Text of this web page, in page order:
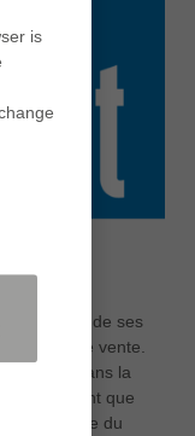
avec trois de ses
points de vente.
basé dans la
En tant que
en forme du
is